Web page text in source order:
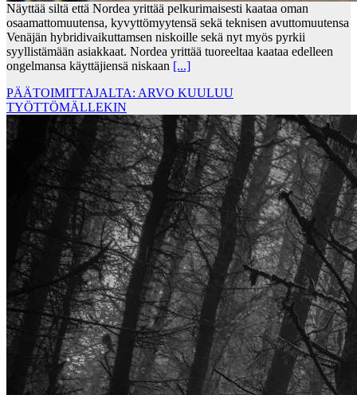
Näyttää siltä että Nordea yrittää pelkurimaisesti kaataa oman
osaamattomuutensa, kyvyttömyytensä sekä teknisen avuttomuutensa
Venäjän hybridivaikuttamsen niskoille sekä nyt myös pyrkii
syyllistämään asiakkaat. Nordea yrittää tuoreeltaa kaataa edelleen
ongelmansa käyttäjiensä niskaan [...]
PÄÄTOIMITTAJALTA: ARVO KUULUU
TYÖTTÖMÄLLEKIN